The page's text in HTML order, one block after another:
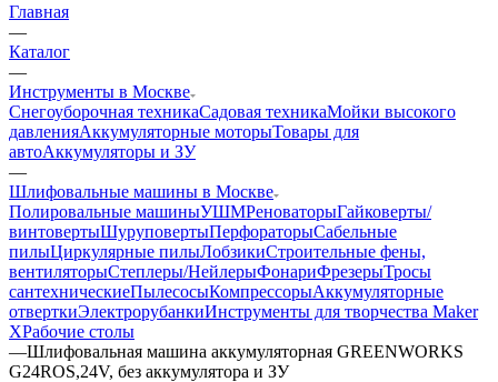
Главная
—
Каталог
—
Инструменты в Москве
Снегоуборочная техникаСадовая техникаМойки высокого
давленияАккумуляторные моторыТовары для
автоАккумуляторы и ЗУ
—
Шлифовальные машины в Москве
Полировальные машиныУШМРеноваторыГайковерты/
винтовертыШуруповертыПерфораторыСабельные
пилыЦиркулярные пилыЛобзикиСтроительные фены,
вентиляторыСтеплеры/НейлерыФонариФрезерыТросы
сантехническиеПылесосыКомпрессорыАккумуляторные
отверткиЭлектрорубанкиИнструменты для творчества Maker
XРабочие столы
—Шлифовальная машина аккумуляторная GREENWORKS
G24ROS,24V, без аккумулятора и ЗУ